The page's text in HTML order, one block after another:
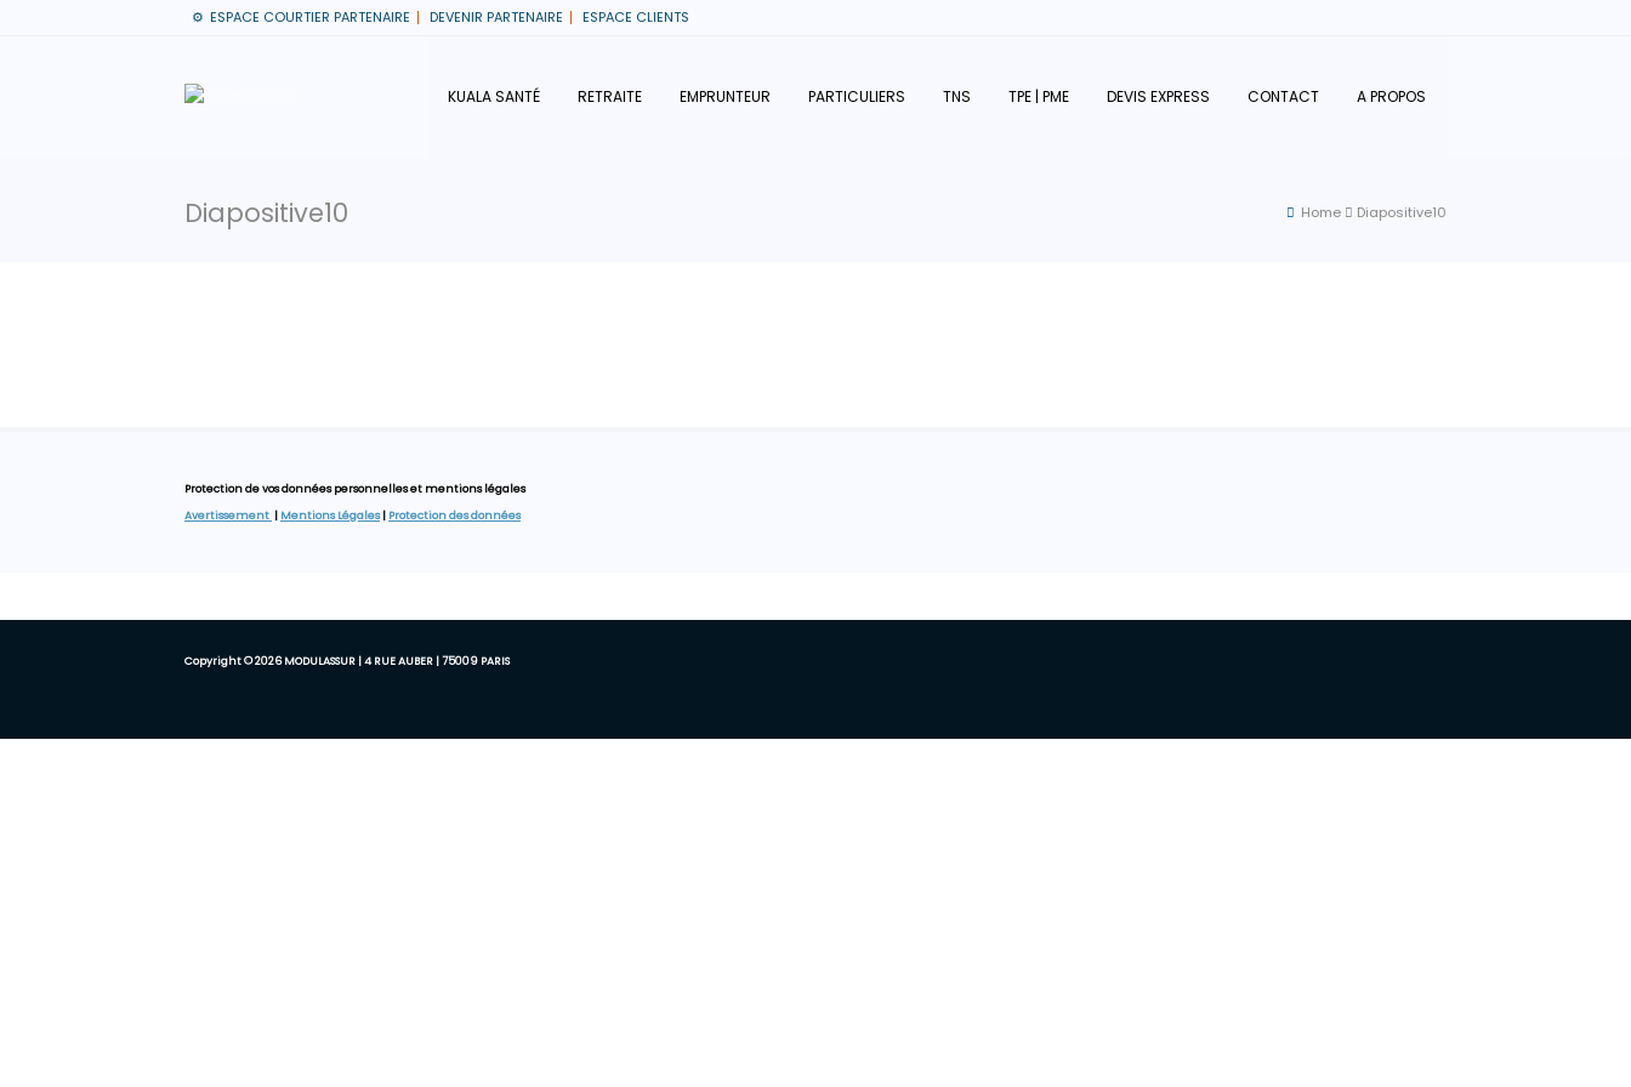
ESPACE COURTIER PARTENAIRE DEVENIR PARTENAIRE ESPACE CLIENTS
KUALA SANTÉ RETRAITE EMPRUNTEUR PARTICULIERS TNS TPE | PME DEVIS EXPRESS CONTACT A PROPOS
Diapositive10 Home Diapositive10
Protection de vos données personnelles et mentions légales
Avertissement | Mentions Légales| Protection des données
Copyright © 2026 MODULASSUR | 4 RUE AUBER | 75009 PARIS